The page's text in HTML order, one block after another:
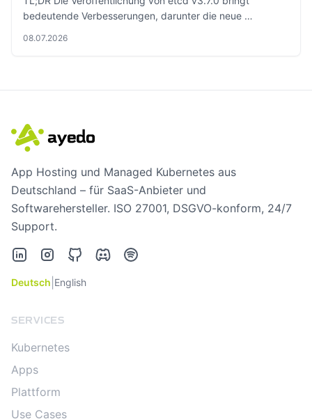
bedeutende Verbesserungen, darunter die neue …
08.07.2026
App Hosting und Managed Kubernetes aus
Deutschland – für SaaS-Anbieter und
Softwarehersteller. ISO 27001, DSGVO-konform, 24/7
Support.
LinkedInInstagramGitHubDiscordSpotify
Deutsch English
SERVICES
Kubernetes
Apps
Plattform
Use Cases